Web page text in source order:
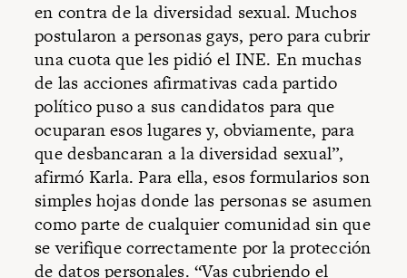
en contra de la diversidad sexual. Muchos
postularon a personas gays, pero para cubrir
una cuota que les pidió el INE. En muchas
de las acciones afirmativas cada partido
político puso a sus candidatos para que
ocuparan esos lugares y, obviamente, para
que desbancaran a la diversidad sexual”,
afirmó Karla. Para ella, esos formularios son
simples hojas donde las personas se asumen
como parte de cualquier comunidad sin que
se verifique correctamente por la protección
de datos personales. “Vas cubriendo el